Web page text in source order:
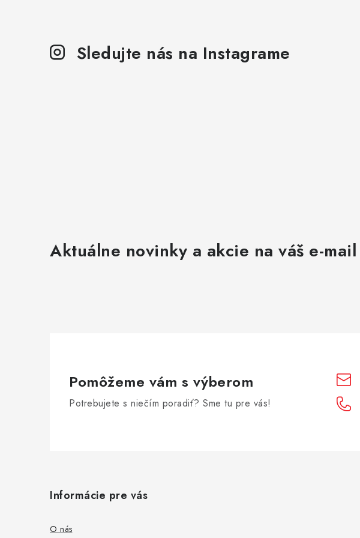
Sledujte nás na Instagrame
Aktuálne novinky a akcie na váš e-mail
Pomôžeme vám s výberom
Potrebujete s niečím poradiť? Sme tu pre vás!
Informácie pre vás
O nás